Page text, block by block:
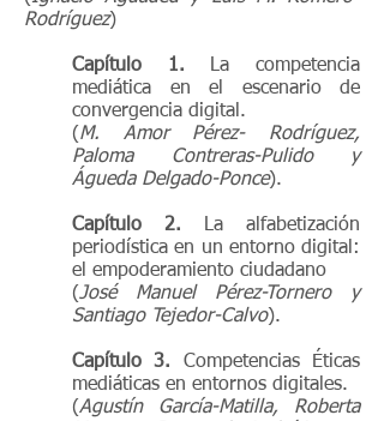
Rodríguez)
Capítulo 1. La competencia
mediática en el escenario de
convergencia digital.
(M. Amor Pérez- Rodríguez,
Paloma Contreras-Pulido y
Águeda Delgado-Ponce).
Capítulo 2. La alfabetización
periodística en un entorno digital:
el empoderamiento ciudadano
(José Manuel Pérez-Tornero y
Santiago Tejedor-Calvo).
Capítulo 3. Competencias Éticas
mediáticas en entornos digitales.
(Agustín García-Matilla, Roberta